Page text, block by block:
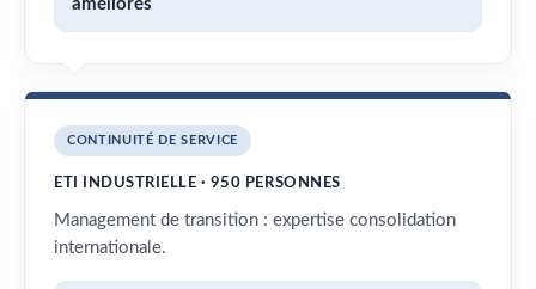
améliorés
CONTINUITÉ DE SERVICE
ETI INDUSTRIELLE · 950 PERSONNES
Management de transition : expertise consolidation
internationale.